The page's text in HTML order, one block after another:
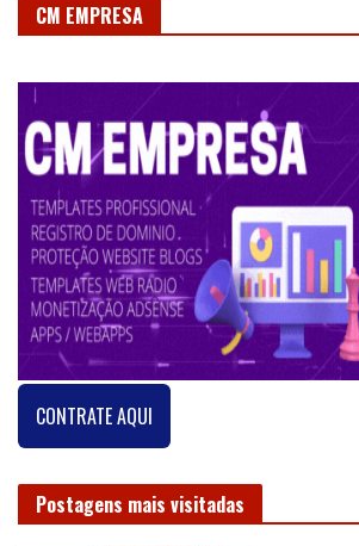
CM EMPRESA
CONTRATE AQUI
Postagens mais visitadas